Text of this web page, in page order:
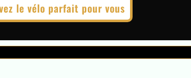
le vélo parfait pour vous